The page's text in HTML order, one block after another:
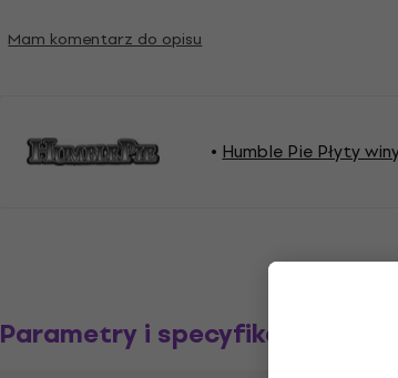
Mam komentarz do opisu
Humble Pie Płyty
Parametry i specyfikacje